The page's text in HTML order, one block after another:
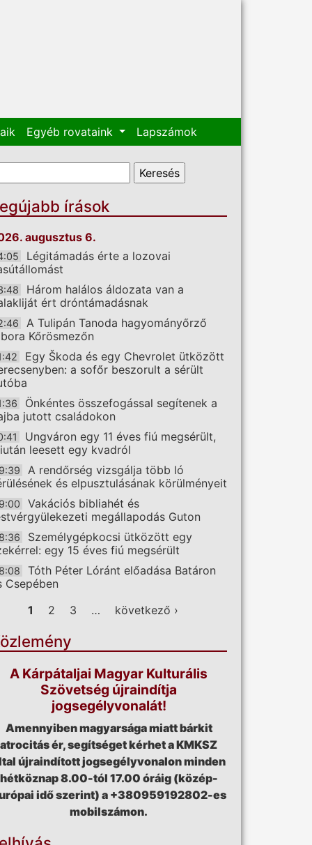
Egyéb rovataink Lapszámok
űrlap
írások
augusztus 6.
Légitámadás érte a lozovai
Három halálos áldozata van a
ért dróntámadásnak
A Tulipán Tanoda hagyományőrző
Kőrösmezőn
Egy Škoda és egy Chevrolet ütközött
a sofőr beszorult a sérült
Önkéntes összefogással segítenek a
jutott családokon
Ungváron egy 11 éves fiú megsérült,
leesett egy kvadról
A rendőrség vizsgálja több ló
és elpusztulásának körülményeit
Vakációs bibliahét és
megállapodás Guton
Személygépkocsi ütközött egy
egy 15 éves fiú megsérült
Tóth Péter Lóránt előadása Batáron
Csepében
Oldalak
1 2 3 … következő ›
A Kárpátaljai Magyar Kulturális
Szövetség újraindítja
jogsegélyvonalát!
Amennyiben magyarsága miatt bárkit
atrocitás ér, segítséget kérhet a KMKSZ
újraindított jogsegélyvonalon minden
hétköznap 8.00-tól 17.00 óráig (közép-
idő szerint) a +380959192802-es
mobilszámon.